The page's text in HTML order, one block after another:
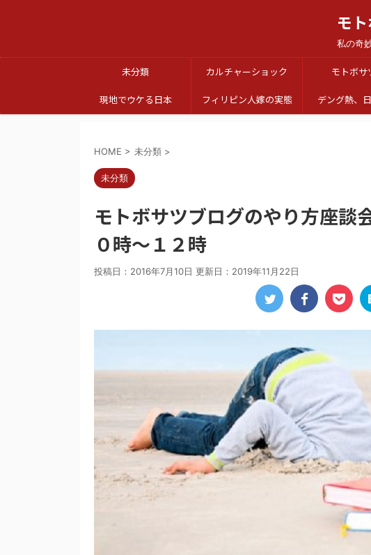
モ
私の奇
未分類 カルチャーショック モトボサ
現地でウケる日本 フィリピン人嫁の実態 デング熱、
HOME > 未分類 >
未分類
モトボサツブログのやり方座
０時～１２時
投稿日：2016年7月10日 更新日： 2019年11月22日